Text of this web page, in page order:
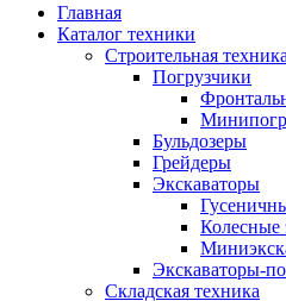
Главная
Каталог техники
Строительная техника
Погрузчики
Бульдозеры
Грейдеры
Экскаваторы
Колесные
Экскаваторы-
Складская техника